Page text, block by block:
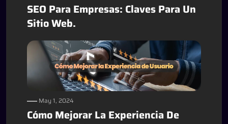
SEO Para Empresas: Claves Para Un
Sitio Web.
May 1, 2024
Cómo Mejorar La Experiencia De